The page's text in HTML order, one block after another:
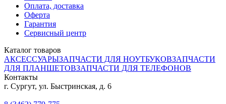
Оплата, доставка
Оферта
Гарантия
Сервисный центр
Каталог товаров
АКСЕССУАРЫЗАПЧАСТИ ДЛЯ НОУТБУКОВЗАПЧАСТИ
ДЛЯ ПЛАНШЕТОВЗАПЧАСТИ ДЛЯ ТЕЛЕФОНОВ
Контакты
г. Сургут, ул. Быстринская, д. 6